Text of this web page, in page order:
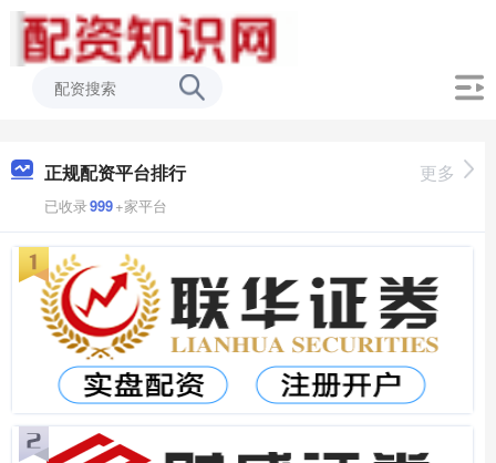
正规配资平台排行
已收录999+家平台
更多